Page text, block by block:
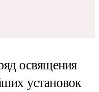
освящения
установок